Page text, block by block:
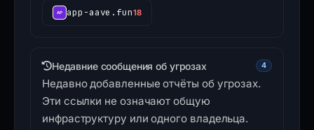
app-aave.fun18
Недавние сообщения об угрозах 4
Недавно добавленные отчёты об угрозах.
Эти ссылки не означают общую
инфраструктуру или одного владельца.